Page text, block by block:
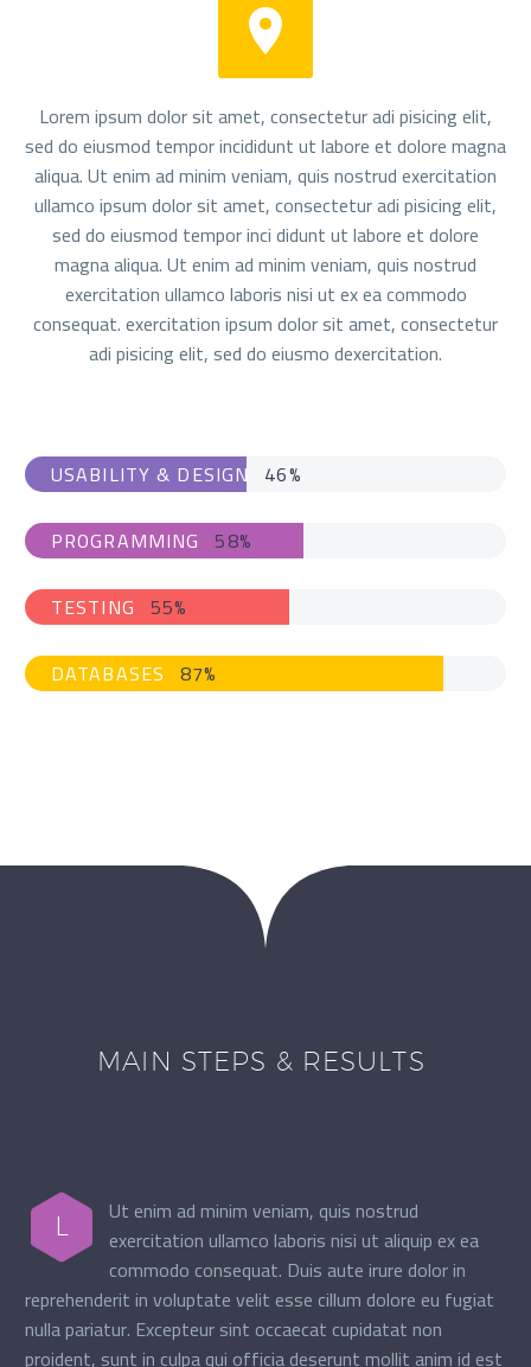


Lorem ipsum dolor sit amet, consectetur adi pisicing elit,
sed do eiusmod tempor incididunt ut labore et dolore magna
aliqua. Ut enim ad minim veniam, quis nostrud exercitation
ullamco ipsum dolor sit amet, consectetur adi pisicing elit,
sed do eiusmod tempor inci didunt ut labore et dolore
magna aliqua. Ut enim ad minim veniam, quis nostrud
exercitation ullamco laboris nisi ut ex ea commodo
consequat. exercitation ipsum dolor sit amet, consectetur
adi pisicing elit, sed do eiusmo dexercitation.
USABILITY & DESIGN 46%
PROGRAMMING 58%
TESTING 55%
DATABASES 87%
MAIN STEPS & RESULTS
L
Ut enim ad minim veniam, quis nostrud
exercitation ullamco laboris nisi ut aliquip ex ea
commodo consequat. Duis aute irure dolor in
reprehenderit in voluptate velit esse cillum dolore eu fugiat
nulla pariatur. Excepteur sint occaecat cupidatat non
proident, sunt in culpa qui officia deserunt mollit anim id est